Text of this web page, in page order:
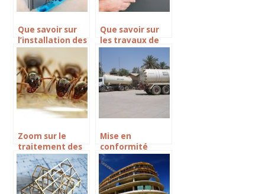
Que savoir sur
l’installation des
pompes a
chaleur dans les
maisons : les
precautions
Que savoir sur
les travaux de
renovation
energetique ?
Zoom sur le
traitement des
bois et des
charpentes
Mise en
conformité
d’une fosse
septique : les
essentiels à
connaître